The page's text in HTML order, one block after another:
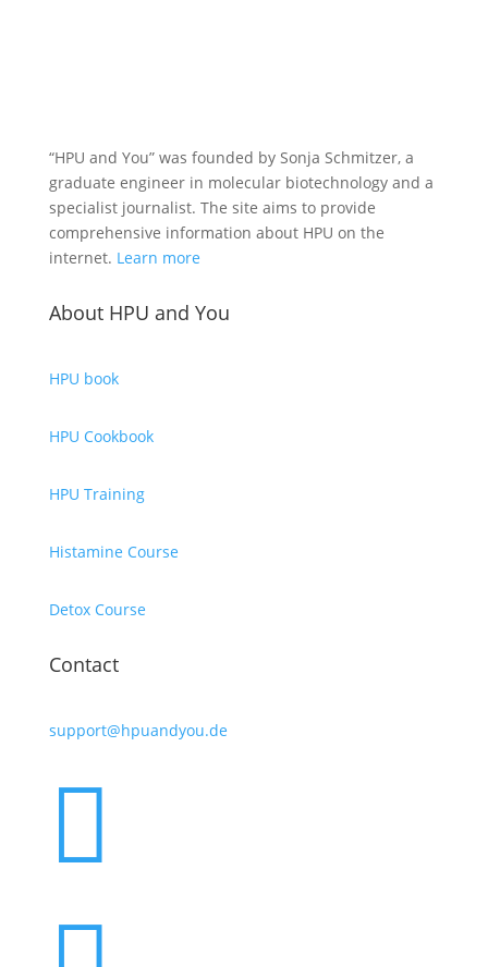
“HPU and You” was founded by Sonja Schmitzer, a
graduate engineer in molecular biotechnology and a
specialist journalist. The site aims to provide
comprehensive information about HPU on the
internet. Learn more
About HPU and You
HPU book
HPU Cookbook
HPU Training
Histamine Course
Detox Course
Contact
support@hpuandyou.de
